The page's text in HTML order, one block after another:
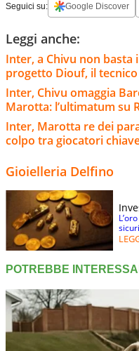
Seguici su: Google Discover
Leggi anche:
Inter, a Chivu non basta
progetto Diouf, il
Inter, Chivu omaggia
Marotta: l’ultimatum su
Inter, Marotta re dei
colpo tra giocatori
Gioielleria Delfino
sicuri